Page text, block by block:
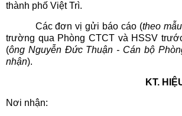
thành phố Việt Trì.
Các đơn vị gửi báo cáo (theo
trường qua Phòng CTCT và HSSV
(ông Nguyễn Đức Thuận - Cán bộ
nhận).
KT.
Nơi nhận: